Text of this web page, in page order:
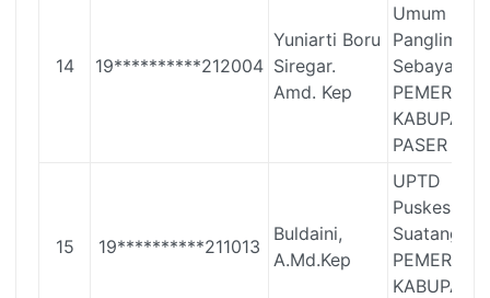
14 19**********212004
Yuniarti Boru
Siregar.
Amd. Kep
Umum
Panglima
Sebaya
PASER
15 19**********211013
Buldaini,
A.Md.Kep
UPTD
Puskesmas
Suatang